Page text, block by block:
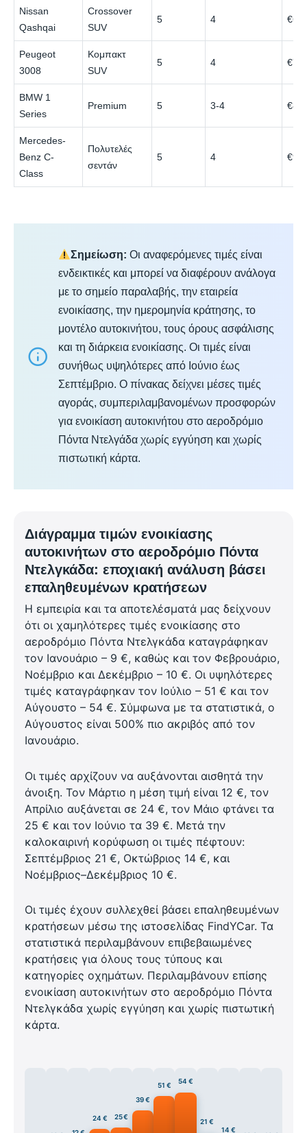
Nissan
Qashqai
Crossover
SUV
5 4 €65
Peugeot
3008
Κομπακτ
SUV
5 4 €70
BMW 1
Series
Premium 5 3-4 €80
Mercedes-
Benz C-
Class
Πολυτελές
σεντάν
5 4 €95
Σημείωση: Οι αναφερόμενες τιμές είναι
ενδεικτικές και μπορεί να διαφέρουν ανάλογα
με το σημείο παραλαβής, την εταιρεία
ενοικίασης, την ημερομηνία κράτησης, το
μοντέλο αυτοκινήτου, τους όρους ασφάλισης
και τη διάρκεια ενοικίασης. Οι τιμές είναι
συνήθως υψηλότερες από Ιούνιο έως
Σεπτέμβριο. Ο πίνακας δείχνει μέσες τιμές
αγοράς, συμπεριλαμβανομένων προσφορών
για ενοικίαση αυτοκινήτου στο αεροδρόμιο
Πόντα Ντελγάδα χωρίς εγγύηση και χωρίς
πιστωτική κάρτα.
Διάγραμμα τιμών ενοικίασης
αυτοκινήτων στο αεροδρόμιο Πόντα
Ντελγκάδα: εποχιακή ανάλυση βάσει
επαληθευμένων κρατήσεων
Η εμπειρία και τα αποτελέσματά μας δείχνουν
ότι οι χαμηλότερες τιμές ενοικίασης στο
αεροδρόμιο Πόντα Ντελγκάδα καταγράφηκαν
τον Ιανουάριο – 9 €, καθώς και τον Φεβρουάριο,
Νοέμβριο και Δεκέμβριο – 10 €. Οι υψηλότερες
τιμές καταγράφηκαν τον Ιούλιο – 51 € και τον
Αύγουστο – 54 €. Σύμφωνα με τα στατιστικά, ο
Αύγουστος είναι 500% πιο ακριβός από τον
Ιανουάριο.
Οι τιμές αρχίζουν να αυξάνονται αισθητά την
άνοιξη. Τον Μάρτιο η μέση τιμή είναι 12 €, τον
Απρίλιο αυξάνεται σε 24 €, τον Μάιο φτάνει τα
25 € και τον Ιούνιο τα 39 €. Μετά την
καλοκαιρινή κορύφωση οι τιμές πέφτουν:
Σεπτέμβριος 21 €, Οκτώβριος 14 €, και
Νοέμβριος–Δεκέμβριος 10 €.
Οι τιμές έχουν συλλεχθεί βάσει επαληθευμένων
κρατήσεων μέσω της ιστοσελίδας FindYCar. Τα
στατιστικά περιλαμβάνουν επιβεβαιωμένες
κρατήσεις για όλους τους τύπους και
κατηγορίες οχημάτων. Περιλαμβάνουν επίσης
ενοικίαση αυτοκινήτων στο αεροδρόμιο Πόντα
Ντελγκάδα χωρίς εγγύηση και χωρίς πιστωτική
κάρτα.
24 € 25 €
39 €
51 € 54 €
21 €
14 €